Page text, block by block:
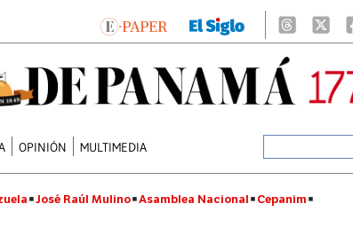
OPINIÓN MULTIMEDIA
José Raúl Mulino Asamblea Nacional Cepanim